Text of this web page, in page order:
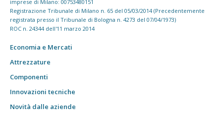
imprese di Milano: 00753480151
Registrazione Tribunale di Milano n. 65 del 05/03/2014 (Precedentemente
registrata presso il Tribunale di Bologna n. 4273 del 07/04/1973)
ROC n. 24344 dell'11 marzo 2014
Economia e Mercati
Attrezzature
Componenti
Innovazioni tecniche
Novità dalle aziende